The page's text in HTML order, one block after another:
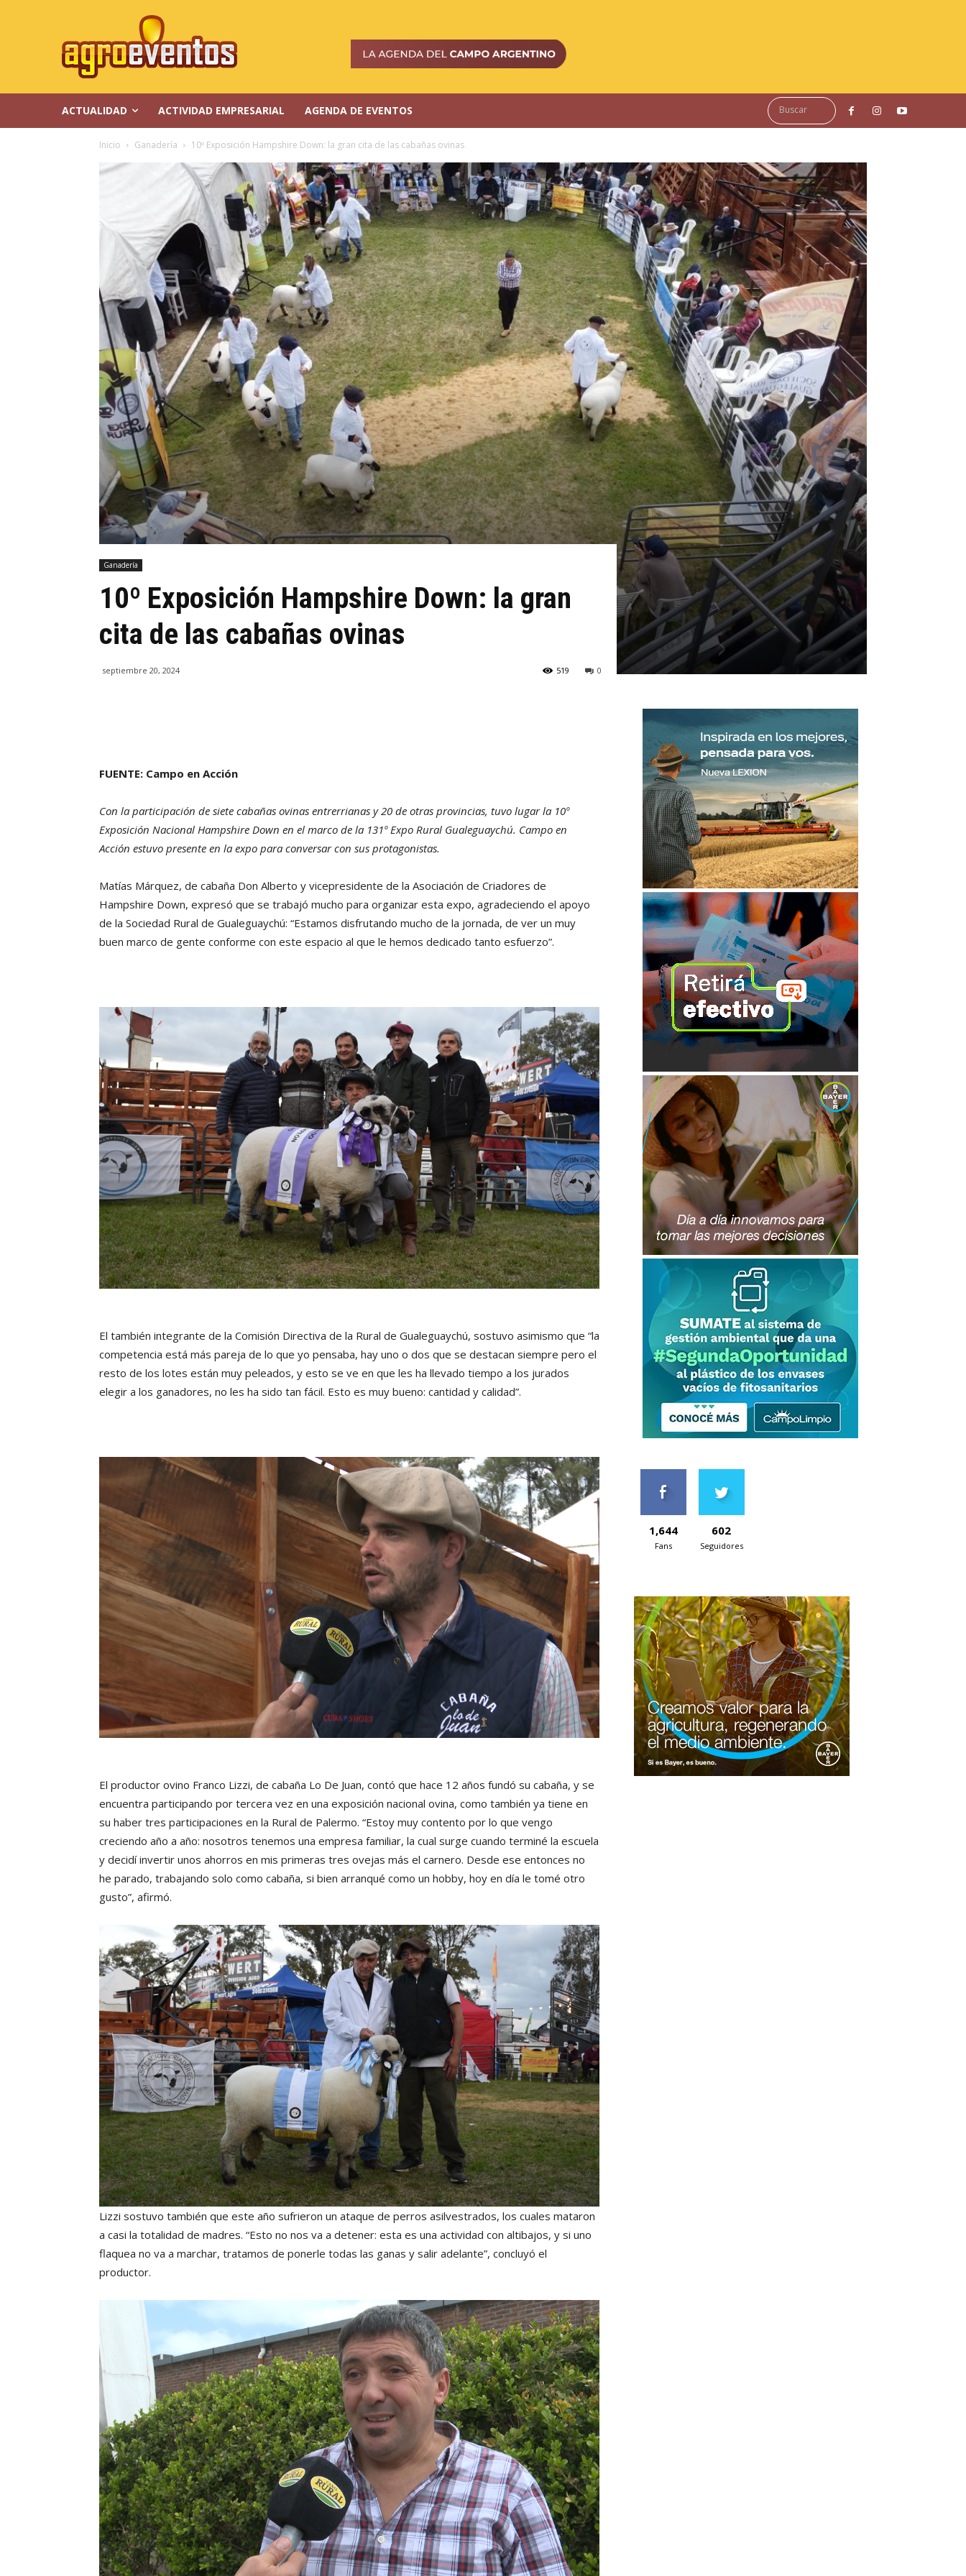
ACTUALIDAD ACTIVIDAD EMPRESARIAL AGENDA DE EVENTOS Buscar
Inicio Ganadería 10º Exposición Hampshire Down: la gran cita de las cabañas ovinas
Ganadería
10º Exposición Hampshire Down: la gran
cita de las cabañas ovinas
septiembre 20, 2024 0
519
FUENTE: Campo en Acción
Con la participación de siete cabañas ovinas entrerrianas y 20 de otras provincias, tuvo lugar la 10º
Exposición Nacional Hampshire Down en el marco de la 131º Expo Rural Gualeguaychú. Campo en
Acción estuvo presente en la expo para conversar con sus protagonistas.
Matías Márquez, de cabaña Don Alberto y vicepresidente de la Asociación de Criadores de
Hampshire Down, expresó que se trabajó mucho para organizar esta expo, agradeciendo el apoyo
de la Sociedad Rural de Gualeguaychú: “Estamos disfrutando mucho de la jornada, de ver un muy
buen marco de gente conforme con este espacio al que le hemos dedicado tanto esfuerzo”.
El también integrante de la Comisión Directiva de la Rural de Gualeguaychú, sostuvo asimismo que “la
competencia está más pareja de lo que yo pensaba, hay uno o dos que se destacan siempre pero el
resto de los lotes están muy peleados, y esto se ve en que les ha llevado tiempo a los jurados
elegir a los ganadores, no les ha sido tan fácil. Esto es muy bueno: cantidad y calidad”.
El productor ovino Franco Lizzi, de cabaña Lo De Juan, contó que hace 12 años fundó su cabaña, y se
encuentra participando por tercera vez en una exposición nacional ovina, como también ya tiene en
su haber tres participaciones en la Rural de Palermo. “Estoy muy contento por lo que vengo
creciendo año a año: nosotros tenemos una empresa familiar, la cual surge cuando terminé la escuela
y decidí invertir unos ahorros en mis primeras tres ovejas más el carnero. Desde ese entonces no
he parado, trabajando solo como cabaña, si bien arranqué como un hobby, hoy en día le tomé otro
gusto”, afirmó.
Lizzi sostuvo también que este año sufrieron un ataque de perros asilvestrados, los cuales mataron
a casi la totalidad de madres. “Esto no nos va a detener: esta es una actividad con altibajos, y si uno
flaquea no va a marchar, tratamos de ponerle todas las ganas y salir adelante”, concluyó el
productor.
1,644
Fans
602
Seguidores